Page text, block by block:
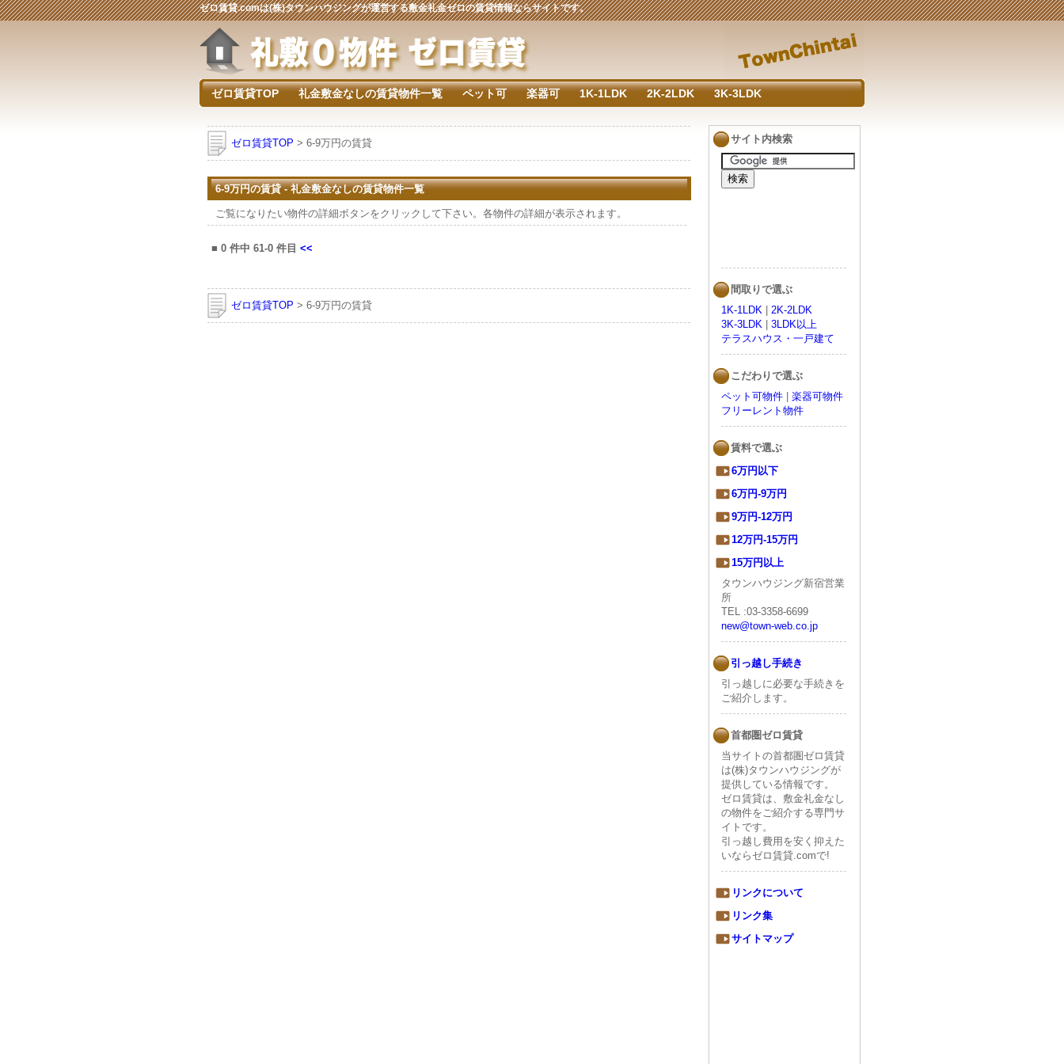
ゼロ賃貸.comは(株)タウンハウジングが運営する敷金礼金ゼロの賃貸情報ならサイトです。
ゼロ賃貸TOP 礼金敷金なしの賃貸物件一覧 ペット可 楽器可 1K-1LDK 2K-2LDK 3K-3LDK
ゼロ賃貸TOP > 6-9万円の賃貸
6-9万円の賃貸 - 礼金敷金なしの賃貸物件一覧
ご覧になりたい物件の詳細ボタンをクリックして下さい。各物件の詳細が表示されます。
■ 0 件中 61-0 件目 <<
ゼロ賃貸TOP > 6-9万円の賃貸
サイト内検索
間取りで選ぶ
1K-1LDK
2K-2LDK
3K-3LDK
3LDK以上
テラスハウス・一戸建て
こだわりで選ぶ
ペット可物件
楽器可物件
フリーレント物件
賃料で選ぶ
6万円以下
6万円-9万円
9万円-12万円
12万円-15万円
15万円以上
タウンハウジング新宿営業
所
TEL :03-3358-6699
new@town-web.co.jp
引っ越し手続き
引っ越しに必要な手続きを
ご紹介します。
首都圏ゼロ賃貸
当サイトの首都圏ゼロ賃貸
は(株)タウンハウジングが
提供している情報です。
ゼロ賃貸は、敷金礼金なし
の物件をご紹介する専門サ
イトです。
引っ越し費用を安く抑えた
いならゼロ賃貸.comで!
リンクについて
リンク集
サイトマップ